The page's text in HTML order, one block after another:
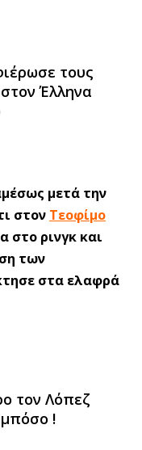
τους
Έλληνα
μετά την
στον Τεοφίμο
στο ρινγκ και
των
στα ελαφρά
τον Λόπεζ
!